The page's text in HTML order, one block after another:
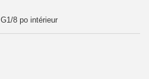
G1/8 po intérieur